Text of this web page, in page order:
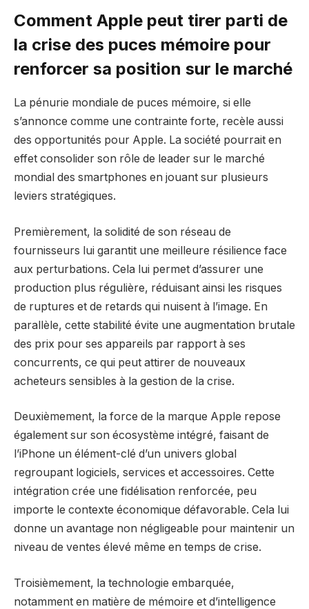
Comment Apple peut tirer parti de
la crise des puces mémoire pour
renforcer sa position sur le marché
La pénurie mondiale de puces mémoire, si elle
s’annonce comme une contrainte forte, recèle aussi
des opportunités pour Apple. La société pourrait en
effet consolider son rôle de leader sur le marché
mondial des smartphones en jouant sur plusieurs
leviers stratégiques.
Premièrement, la solidité de son réseau de
fournisseurs lui garantit une meilleure résilience face
aux perturbations. Cela lui permet d’assurer une
production plus régulière, réduisant ainsi les risques
de ruptures et de retards qui nuisent à l’image. En
parallèle, cette stabilité évite une augmentation brutale
des prix pour ses appareils par rapport à ses
concurrents, ce qui peut attirer de nouveaux
acheteurs sensibles à la gestion de la crise.
Deuxièmement, la force de la marque Apple repose
également sur son écosystème intégré, faisant de
l’iPhone un élément-clé d’un univers global
regroupant logiciels, services et accessoires. Cette
intégration crée une fidélisation renforcée, peu
importe le contexte économique défavorable. Cela lui
donne un avantage non négligeable pour maintenir un
niveau de ventes élevé même en temps de crise.
Troisièmement, la technologie embarquée,
notamment en matière de mémoire et d’intelligence